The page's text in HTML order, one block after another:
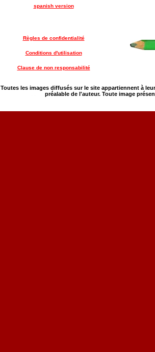
spanish version
Règles de confidentialité
Conditions d'utilisation
Clause de non responsabilité
Toutes les images diffusés sur le site appartiennent à
préalable de l'auteur. Toute image